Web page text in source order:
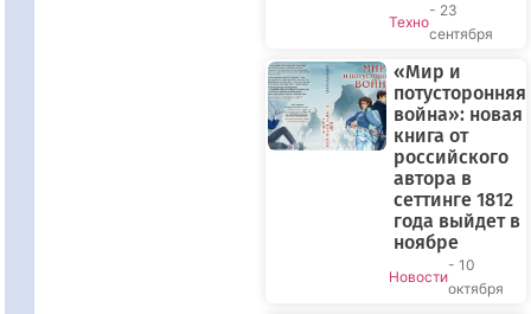
Техно
- 23
сентября
«Мир и
потусторонняя
война»: новая
книга от
российского
автора в
сеттинге 1812
года выйдет в
ноябре
Новости
- 10
октября